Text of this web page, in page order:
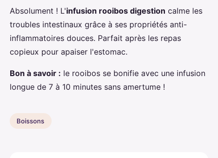
Absolument ! L'infusion rooibos digestion calme les
troubles intestinaux grâce à ses propriétés anti-
inflammatoires douces. Parfait après les repas
copieux pour apaiser l'estomac.
Bon à savoir : le rooibos se bonifie avec une infusion
longue de 7 à 10 minutes sans amertume !
Boissons